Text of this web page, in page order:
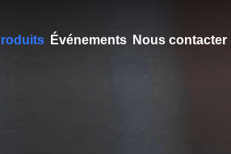
Événements Nous contacter